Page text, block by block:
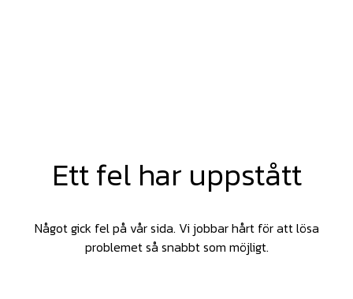
Ett fel har uppstått
Något gick fel på vår sida. Vi jobbar hårt för att lösa
problemet så snabbt som möjligt.